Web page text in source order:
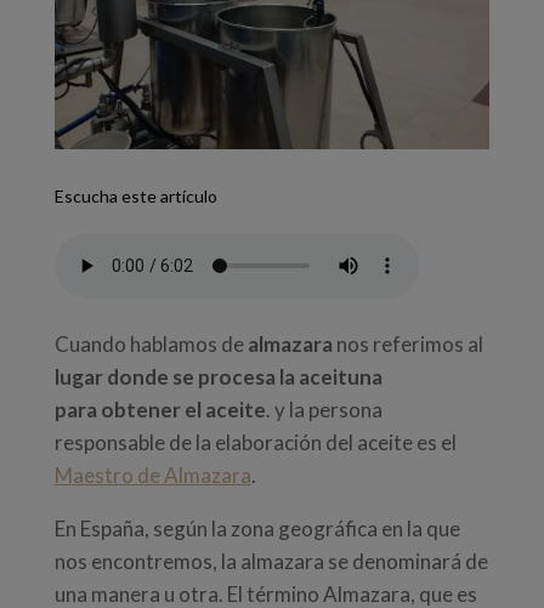
Escucha este artículo
Cuando hablamos dealmazara nos referimos al
lugar donde se procesa la aceituna
para obtener el aceite. y la persona
responsable de la elaboración del aceite es el
Maestro de Almazara.
En España, según la zona geográfica en la que
nos encontremos, la almazara se denominará de
una manera u otra. El términoAlmazara, que es